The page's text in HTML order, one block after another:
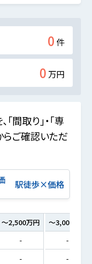
0 件
0 万円
間取り」・「専
らご確認いただ
駅徒歩×価格
～2,500万円
-
-
～3,000万円
-
-